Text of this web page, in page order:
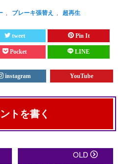
, ブレーキ張替え , 超再生
tweet Pin It
Pocket LINE
instagram YouTube
トを書く
れることはありません。 ※が
す
OLD